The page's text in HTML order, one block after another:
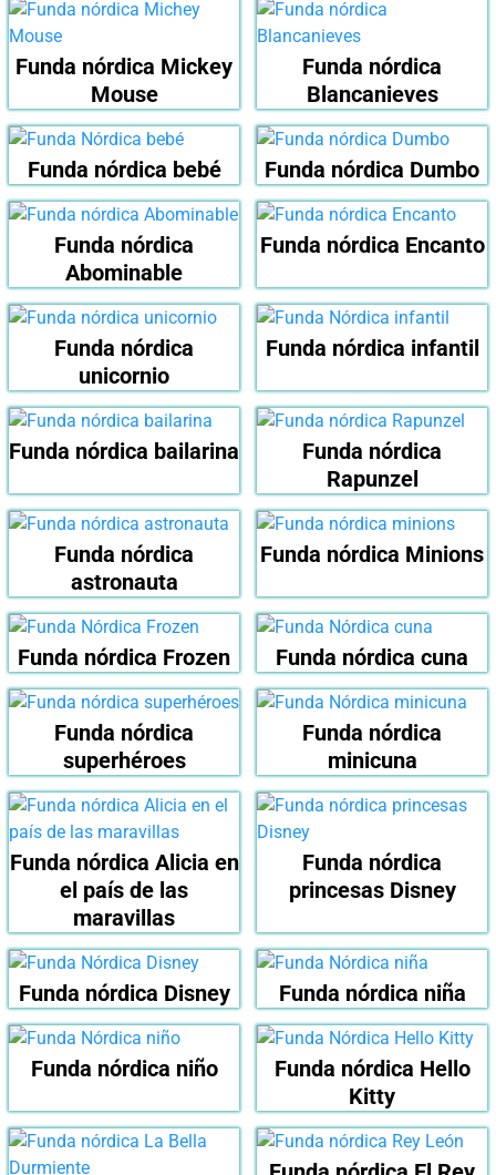
Funda nórdica Mickey
Mouse
Funda nórdica
Blancanieves
Funda nórdica bebé Funda nórdica Dumbo
Funda nórdica
Abominable
Funda nórdica Encanto
Funda nórdica
unicornio
Funda nórdica infantil
Funda nórdica bailarina
Funda nórdica
Rapunzel
Funda nórdica
astronauta
Funda nórdica Minions
Funda nórdica Frozen Funda nórdica cuna
Funda nórdica
superhéroes
Funda nórdica
minicuna
Funda nórdica Alicia en
el país de las
maravillas
Funda nórdica
princesas Disney
Funda nórdica Disney Funda nórdica niña
Funda nórdica niño
Funda nórdica Hello
Kitty